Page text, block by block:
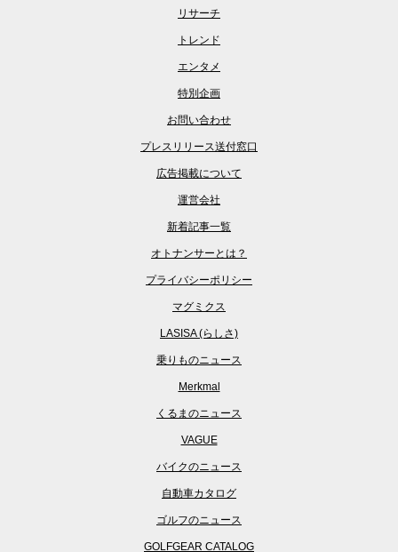
リサーチ
トレンド
エンタメ
特別企画
お問い合わせ
プレスリリース送付窓口
広告掲載について
運営会社
新着記事一覧
オトナンサーとは？
プライバシーポリシー
マグミクス
LASISA (らしさ)
乗りものニュース
Merkmal
くるまのニュース
VAGUE
バイクのニュース
自動車カタログ
ゴルフのニュース
GOLFGEAR CATALOG